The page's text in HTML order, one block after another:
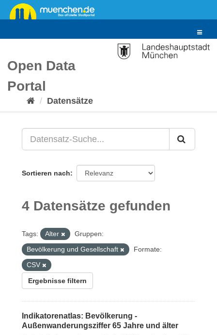
Überspringen
zum
Toggle
Open Data
Portal
Datensätze
Sortieren nach
4 Datensätze gefunden
Tags: Alter
Gruppen:
Bevölkerung und Gesellschaft
Formate:
CSV
Ergebnisse filtern
Indikatorenatlas: Bevölkerung -
Außenwanderungsziffer 65 Jahre und älter